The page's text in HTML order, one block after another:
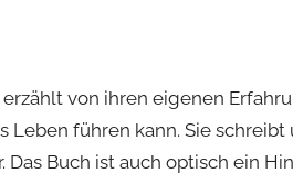
von ihren eigenen
führen kann. Sie schreibt
Buch ist auch optisch ein